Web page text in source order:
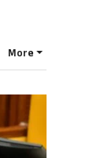
More